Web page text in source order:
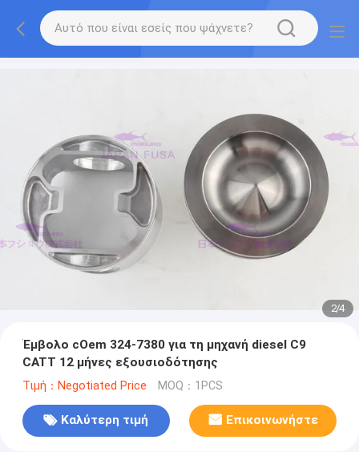
2/4
Έμβολο cOem 324-7380 για τη μηχανή diesel C9
CATT 12 μήνες εξουσιοδότησης
Τιμή：Negotiated Price MOQ：1PCS
Καλύτερη τιμή Επικοινωνήστε